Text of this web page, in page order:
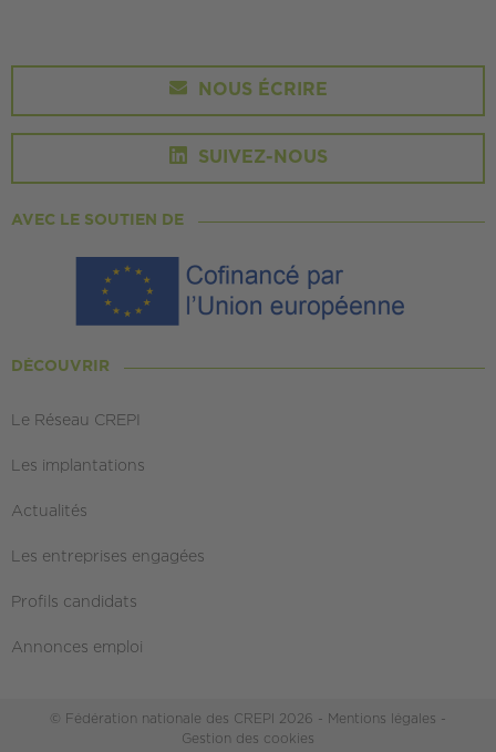
NOUS ÉCRIRE
SUIVEZ-NOUS
AVEC LE SOUTIEN DE
DÉCOUVRIR
Le Réseau CREPI
Les implantations
Actualités
Les entreprises engagées
Profils candidats
Annonces emploi
© Fédération nationale des CREPI 2026 - Mentions légales -
Gestion des cookies